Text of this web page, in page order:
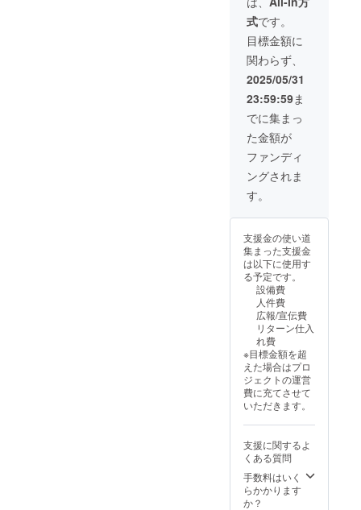
ン
ショッ
プなど
にて一
般販売
開始予
定で
す。
類似商
品が発
生する
可能性
があり
ます。
ご了承
頂いた
上でご
支援頂
けます
様お願
い致し
09月頃
からオ
ンライ
ン
ショッ
プなど
にて一
般販売
開始予
定で
す。
が遅れ
る場合
があり
ます。
※皆様の
支援に
産効率
が向上
した場
合、正
規販売
価格が
販売予
がる可
能性も
ござい
ます。
類似商
品が発
生する
可能性
があり
ます。
ご了承
頂いた
上でご
支援頂
けます
様お願
い致し
ます。
2025年
09月頃
からオ
ンライ
面） ※
リター
ンはす
べて
税・送
料込み
の金額
になり
ます。
※ご注文
状況、
使用部
材の供
給状
上の都
合等に
より出
荷時期
が遅れ
る場合
があり
ます。
※皆様の
支援に
より量
産効率
が向上
した場
合、正
規販売
価格が
定価格
より下
がる可
能性も
29.5*10
.5*4.5c
m（収
納時）
重量：
約300g
耐荷
重：約
70-
90Kg 素
材：ア
ルミニ
ウム合
金（パ
600D
ス生地
（座
面） ※
リター
ンはす
べて
税・送
料込み
になり
ます。
※ご注文
状況、
使用部
材の供
況、製
造工程
上の都
合等に
より出
式です。
目標金額に
関わらず、
2025/05/31
23:59:59ま
でに集まっ
た金額が
ファンディ
ングされま
す。
支援金の使い道
集まった支援金
は以下に使用す
る予定です。
設備費
人件費
広報/宣伝費
リターン仕入
れ費
※目標金額を超
えた場合はプロ
ジェクトの運営
費に充てさせて
いただきます。
支援に関するよ
くある質問
手数料はいく
らかかります
か？